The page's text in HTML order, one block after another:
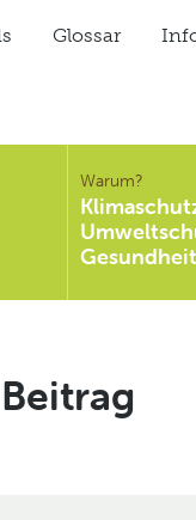
Glossar
Warum?
Beitrag